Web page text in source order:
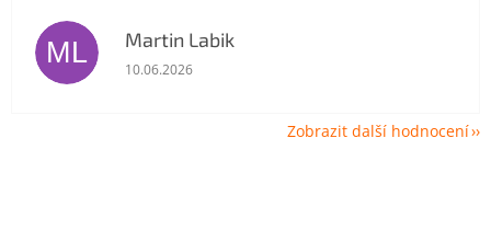
ML Martin Labik
Hodnocení obchodu je 5 z 5 hvězdiček.
10.06.2026
Zobrazit další hodnocení